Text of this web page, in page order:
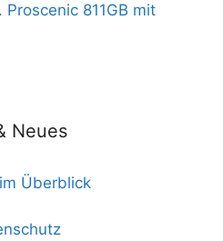
811GB mit
Neues
Überblick